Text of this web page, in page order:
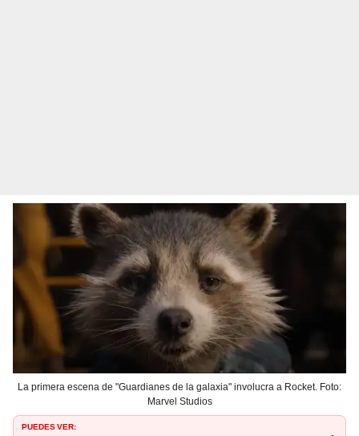
La primera escena de "Guardianes de la galaxia" involucra a Rocket. Foto:
Marvel Studios
PUEDES VER: